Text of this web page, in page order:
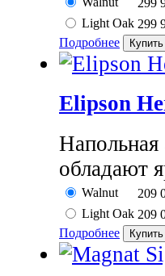
Light Oak 299
Подробнее
Elipson
обладают
Walnut
209
Light Oak 209
Подробнее